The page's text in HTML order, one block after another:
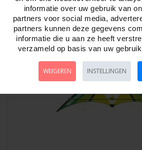
informatie over uw gebruik van
partners voor social media,
partners kunnen deze gegevens
informatie die u aan ze heeft
verzameld op basis van uw
WEIGEREN INSTELLINGEN